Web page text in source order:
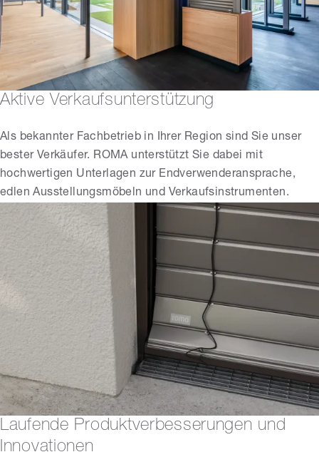
Aktive Verkaufsunterstützung
Als bekannter Fachbetrieb in Ihrer Region sind Sie unser
bester Verkäufer. ROMA unterstützt Sie dabei mit
hochwertigen Unterlagen zur Endverwenderansprache,
edlen Ausstellungsmöbeln und Verkaufsinstrumenten.
Laufende Produktverbesserungen und
Innovationen